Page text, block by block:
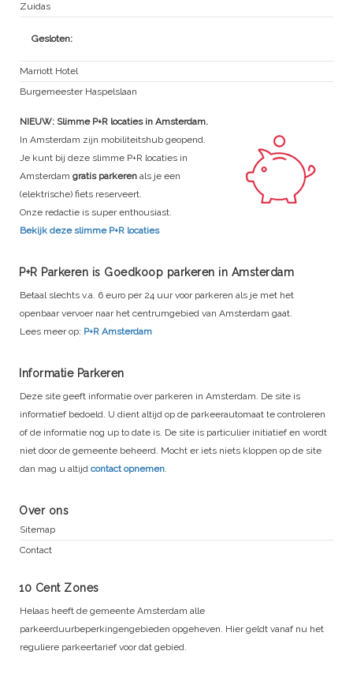
Zuidas
Gesloten:
Marriott Hotel
Burgemeester Haspelslaan
NIEUW: Slimme P+R locaties in Amsterdam.
In Amsterdam zijn mobiliteitshub geopend.
Je kunt bij deze slimme P+R locaties in
Amsterdam gratis parkeren als je een
(elektrische) fiets reserveert.
Onze redactie is super enthousiast.
Bekijk deze slimme P+R locaties
P+R Parkeren is Goedkoop parkeren in Amsterdam
Betaal slechts v.a. 6 euro per 24 uur voor parkeren als je met het
openbaar vervoer naar het centrumgebied van Amsterdam gaat.
Lees meer op: P+R Amsterdam
Informatie Parkeren
Deze site geeft informatie over parkeren in Amsterdam. De site is
informatief bedoeld. U dient altijd op de parkeerautomaat te controleren
of de informatie nog up to date is. De site is particulier initiatief en wordt
niet door de gemeente beheerd. Mocht er iets niets kloppen op de site
dan mag u altijd contact opnemen.
Over ons
Sitemap
Contact
10 Cent Zones
Helaas heeft de gemeente Amsterdam alle
parkeerduurbeperkingengebieden opgeheven. Hier geldt vanaf nu het
reguliere parkeertarief voor dat gebied.